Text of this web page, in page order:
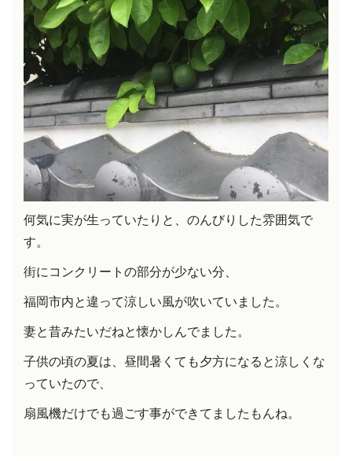
何気に実が生っていたりと、のんびりした雰囲気で
す。
街にコンクリートの部分が少ない分、
福岡市内と違って涼しい風が吹いていました。
妻と昔みたいだねと懐かしんでました。
子供の頃の夏は、昼間暑くても夕方になると涼しくな
っていたので、
扇風機だけでも過ごす事ができてましたもんね。